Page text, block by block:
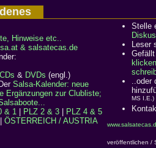
Hinweise etc..
& salsatecas.de
CDs & DVDs (engl.)
Der Salsa-Kalender: neue
Ergänzungen zur Clubliste;
& 1 PLZ 2 & 3
PLZ 4 & 5
ÖSTERREICH / AUSTRIA
Stelle
Leser
klicken
..oder
MS I.E.)
veröffentlichen /